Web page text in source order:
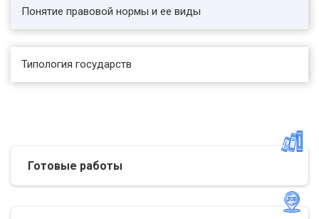
классово-политическая и общечеловеческая
сущность, содержание и формы, юридические
........
Понятие правовой нормы и ее виды
Типология государств
Готовые работы